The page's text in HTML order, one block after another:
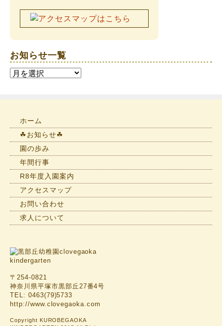
お知らせ一覧
お
ホーム
☘お知らせ☘
園の歩み
年間行事
R8年度入園案内
アクセスマップ
お問い合わせ
求人について
〒254-0821
神奈川県平塚市黒部丘27番4号
TEL: 0463(79)5733
http://www.clovegaoka.com
Copyright KUROBEGAOKA